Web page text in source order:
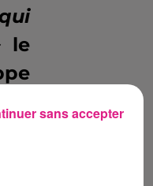
le
sans accepter